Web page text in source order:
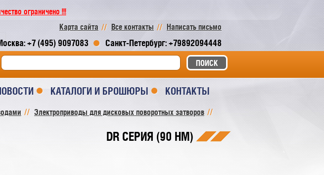
ограничено !!!
Карта сайта
Все контакты Написать письмо
+7 (495) 9097083
Санкт-Петербург: +79892094448
КАТАЛОГИ И БРОШЮРЫ КОНТАКТЫ
Электроприводы для дисковых поворотных затворов
DR СЕРИЯ (90 НМ)